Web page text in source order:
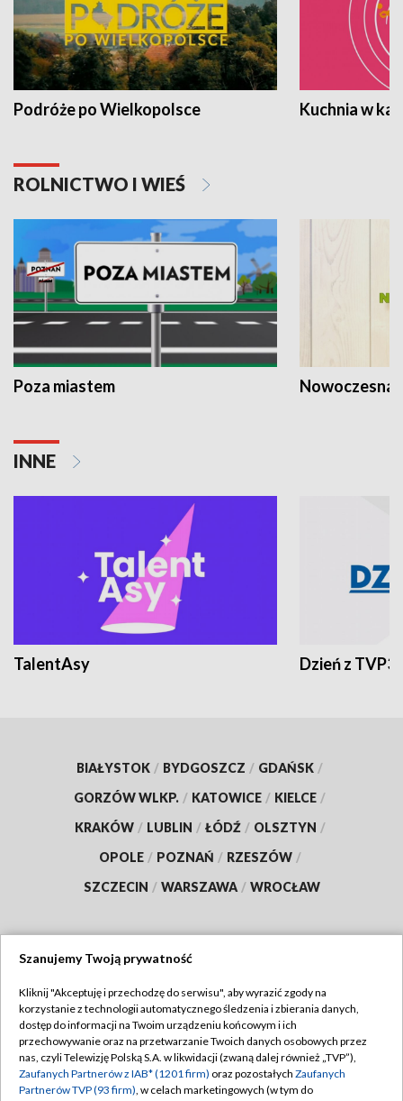
Podróże po Wielkopolsce Kuchnia w
ROLNICTWO I WIEŚ
Poza miastem Nowoczesna
INNE
TalentAsy Dzień z TVP3
BIAŁYSTOK / BYDGOSZCZ / GDAŃSK /
GORZÓW WLKP. / KATOWICE / KIELCE /
KRAKÓW / LUBLIN / ŁÓDŹ / OLSZTYN /
OPOLE / POZNAŃ / RZESZÓW /
SZCZECIN / WARSZAWA / WROCŁAW
TVP
Abonament TVP
Emisja w TVP
Regulamin TVP
Polityka prywatności
Szanujemy Twoją prywatność
Kliknij "Akceptuję i przechodzę do serwisu", aby wyrazić zgody na
korzystanie z technologii automatycznego śledzenia i zbierania danych,
dostęp do informacji na Twoim urządzeniu końcowym i ich
przechowywanie oraz na przetwarzanie Twoich danych osobowych przez
nas, czyli Telewizję Polską S.A. w likwidacji (zwaną dalej również „TVP”),
Zaufanych Partnerów z IAB* (1201 firm) oraz pozostałych Zaufanych
Partnerów TVP (93 firm), w celach marketingowych (w tym do